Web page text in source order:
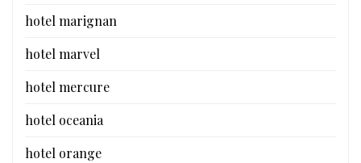
hotel marignan
hotel marvel
hotel mercure
hotel oceania
hotel orange